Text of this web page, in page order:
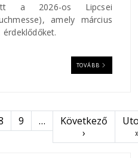
a 2026-os Lipcsei
amely március
TOVÁBB
9 … Következő oldal
Következő
›